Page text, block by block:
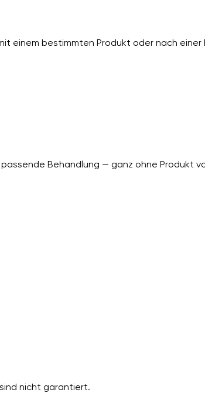
einem bestimmten Produkt oder nach
Behandlung — ganz ohne Produkt
nicht garantiert.